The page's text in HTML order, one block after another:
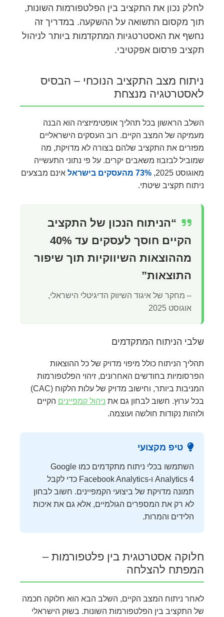
לחלק נכון את התקציב בין הפלטפורמות השונות,
תוך מקסום התשואה על ההשקעה. במדריך זה
נחשף את האסטרטגיות המתקדמות ביותר לניהול
תקציב פרסום אפקטיבי.
ניתוח מצב התקציב הנוכחי – הבסיס
לאסטרטגיה מנצחת
השלב הראשון בכל תהליך אופטימיזציה הוא הבנה
מעמיקה של המצב הקיים. רוב העסקים הישראליים
מפזרים את התקציב שלהם בצורה לא מדויקת, מה
שמוביל לבזבוז משאבים יקרים. על פי נתוני התעשייה
מאוגוסט 2025,
73% מהעסקים בישראל
אינם מבצעים
ניתוח תקציב שיטתי.
“הניתוח הנכון של התקציב
הקיים חוסך לעסקים עד 40%
מההוצאות השיווקיות תוך שיפור
התוצאות”
– מחקר של איגוד השיווק הדיגיטלי הישראלי,
אוגוסט 2025
שלבי הניתוח המתקדמים
תהליך הניתוח כולל מיפוי מדויק של כל ההוצאות
הפרסומיות בחודשים האחרונים, זיהוי הפלטפורמות
המניבות ביותר, וחישוב מדויק של עלות הלקוח (CAC)
בכל ערוץ. חשוב לבחון גם את ניהול קמפיינים הקיים
ולזהות נקודות חולשה ועוצמה.
טיפ מקצועי
השתמשו בכלי ניתוח מתקדמים כמו Google
Analytics 4 ו-Facebook Analytics כדי לקבל
תמונה מדויקת של ביצועי הקמפיינים. חשוב לבחון
לא רק את המספרים הגולמיים, אלא גם את איכות
הלידים והמרות.
חלוקה אסטרטגית בין פלטפורמות –
המפתח להצלחה
לאחר ניתוח המצב הקיים, השלב הבא הוא חלוקה חכמה
של התקציב בין הפלטפורמות השונות. בשוק הישראלי